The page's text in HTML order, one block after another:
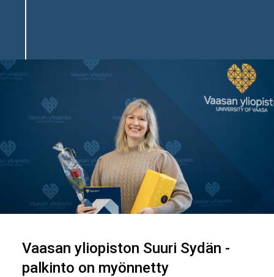
Image
Vaasan yliopiston Suuri Sydän -
palkinto on myönnetty